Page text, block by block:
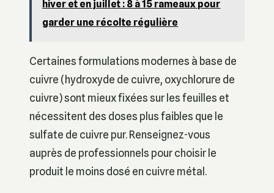
hiver et en juillet : 8 à 15 rameaux pour
garder une récolte régulière
Certaines formulations modernes à base de
cuivre (hydroxyde de cuivre, oxychlorure de
cuivre) sont mieux fixées sur les feuilles et
nécessitent des doses plus faibles que le
sulfate de cuivre pur. Renseignez-vous
auprès de professionnels pour choisir le
produit le moins dosé en cuivre métal.